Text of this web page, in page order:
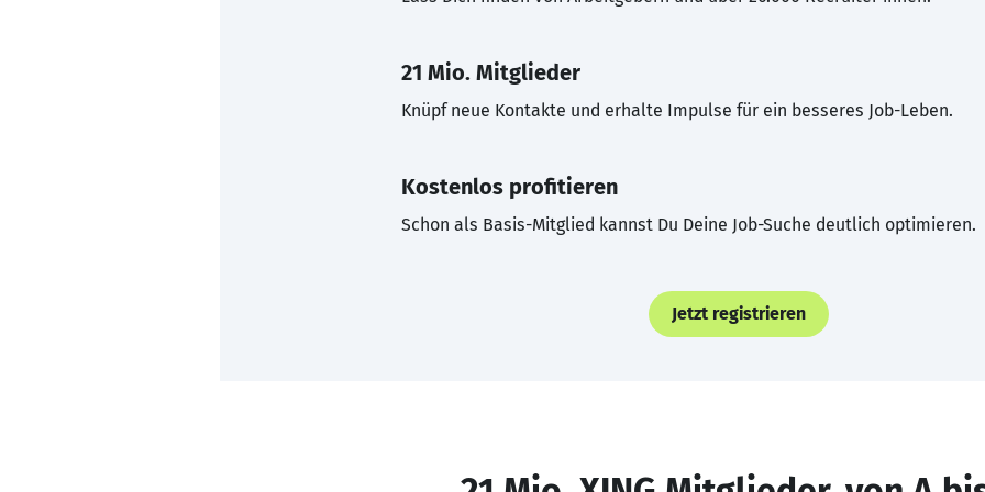
21 Mio. Mitglieder
Knüpf neue Kontakte und erhalte Impulse für ein besseres Job-Leben.
Kostenlos profitieren
Schon als Basis-Mitglied kannst Du Deine Job-Suche deutlich optimieren.
Jetzt registrieren